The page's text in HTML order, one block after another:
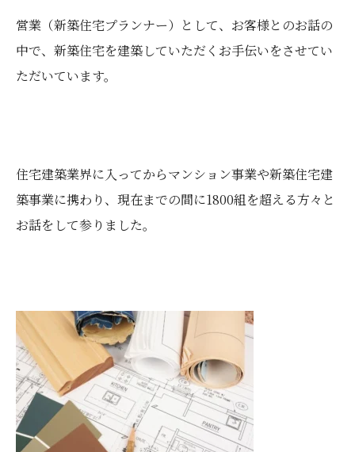
営業（新築住宅プランナー）として、お客様とのお話の
中で、新築住宅を建築していただくお手伝いをさせてい
ただいています。
住宅建築業界に入ってからマンション事業や新築住宅建
築事業に携わり、現在までの間に1800組を超える方々と
お話をして参りました。